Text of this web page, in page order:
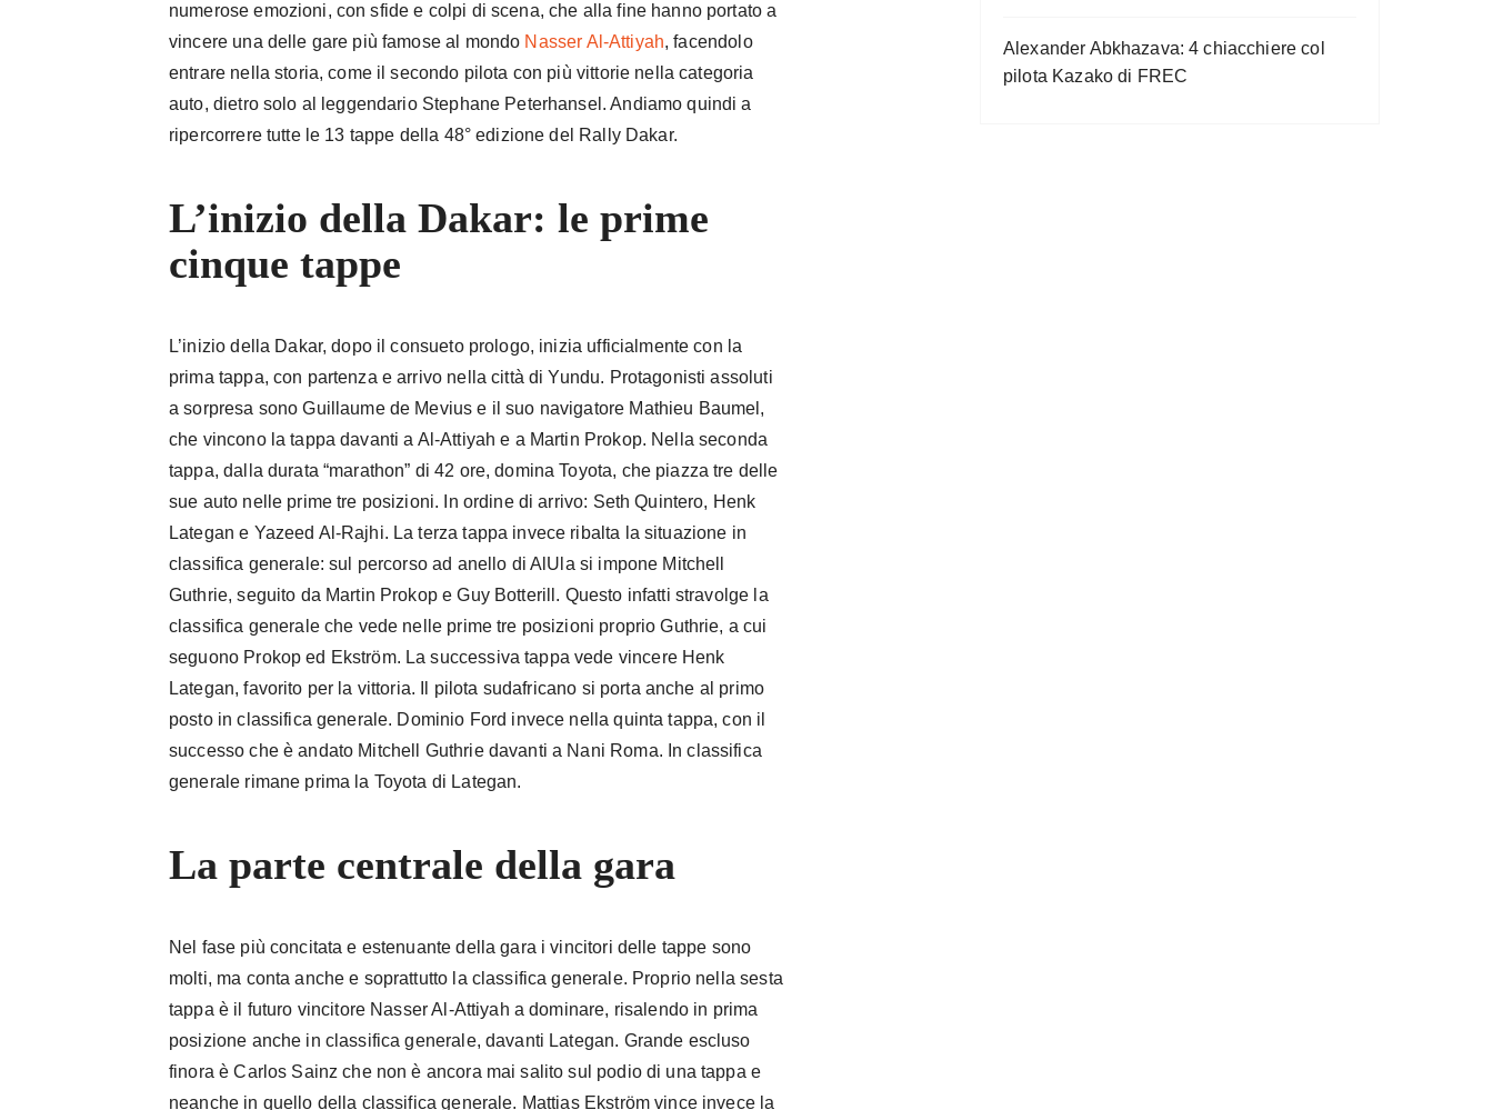
numerose emozioni, con sfide e colpi di scena, che alla fine hanno portato a
vincere una delle gare più famose al mondo Nasser Al-Attiyah, facendolo
entrare nella storia, come il secondo pilota con più vittorie nella categoria
auto, dietro solo al leggendario Stephane Peterhansel. Andiamo quindi a
ripercorrere tutte le 13 tappe della 48° edizione del Rally Dakar.
L’inizio della Dakar: le prime
cinque tappe
L’inizio della Dakar, dopo il consueto prologo, inizia ufficialmente con la
prima tappa, con partenza e arrivo nella città di Yundu. Protagonisti assoluti
a sorpresa sono Guillaume de Mevius e il suo navigatore Mathieu Baumel,
che vincono la tappa davanti a Al-Attiyah e a Martin Prokop. Nella seconda
tappa, dalla durata “marathon” di 42 ore, domina Toyota, che piazza tre delle
sue auto nelle prime tre posizioni. In ordine di arrivo: Seth Quintero, Henk
Lategan e Yazeed Al-Rajhi. La terza tappa invece ribalta la situazione in
classifica generale: sul percorso ad anello di AlUla si impone Mitchell
Guthrie, seguito da Martin Prokop e Guy Botterill. Questo infatti stravolge la
classifica generale che vede nelle prime tre posizioni proprio Guthrie, a cui
seguono Prokop ed Ekström. La successiva tappa vede vincere Henk
Lategan, favorito per la vittoria. Il pilota sudafricano si porta anche al primo
posto in classifica generale. Dominio Ford invece nella quinta tappa, con il
successo che è andato Mitchell Guthrie davanti a Nani Roma. In classifica
generale rimane prima la Toyota di Lategan.
La parte centrale della gara
Nel fase più concitata e estenuante della gara i vincitori delle tappe sono
molti, ma conta anche e soprattutto la classifica generale. Proprio nella sesta
tappa è il futuro vincitore Nasser Al-Attiyah a dominare, risalendo in prima
posizione anche in classifica generale, davanti Lategan. Grande escluso
finora è Carlos Sainz che non è ancora mai salito sul podio di una tappa e
neanche in quello della classifica generale. Mattias Ekström vince invece la
Alexander Abkhazava: 4 chiacchiere col
pilota Kazako di FREC